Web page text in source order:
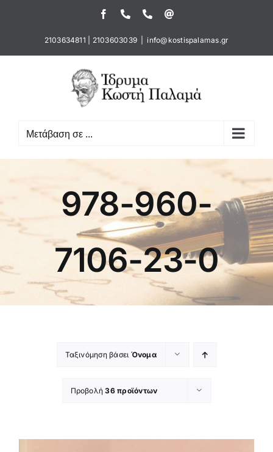
περιεχόμενο
FacebookΤηλέφωνοΤηλέφωνο
2103634811 2103603039 info@kostispalamas.gr
Μετάβαση σε ...
978-960-
7106-23-0
Ταξινόμηση βάσει Όνομα
Προβολή36 προϊόντων